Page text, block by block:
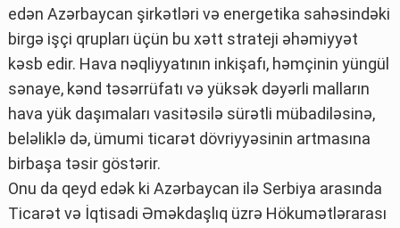
edən Azərbaycan şirkətləri və energetika sahəsindəki
birgə işçi qrupları üçün bu xətt strateji əhəmiyyət
kəsb edir. Hava nəqliyyatının inkişafı, həmçinin yüngül
sənaye, kənd təsərrüfatı və yüksək dəyərli malların
hava yük daşımaları vasitəsilə sürətli mübadiləsinə,
beləliklə də, ümumi ticarət dövriyyəsinin artmasına
birbaşa təsir göstərir.
Onu da qeyd edək ki Azərbaycan ilə Serbiya arasında
Ticarət və İqtisadi Əməkdaşlıq üzrə Hökumətlərarası